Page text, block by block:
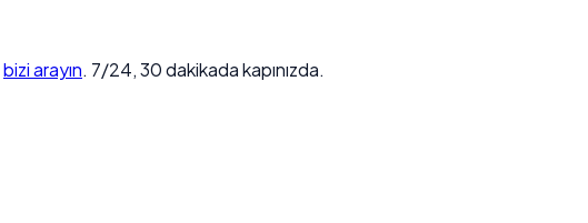
bizi arayın. 7/24, 30 dakikada kapınızda.